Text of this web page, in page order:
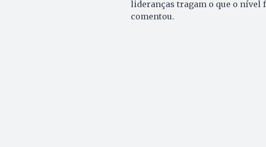
lideranças tragam o que o nível
comentou.